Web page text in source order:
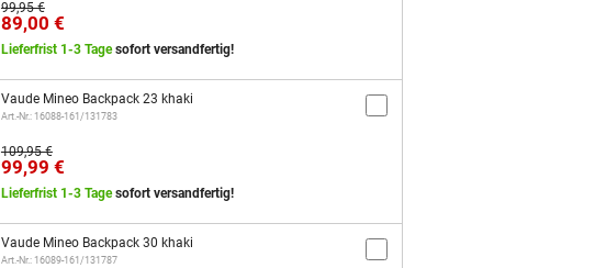
99,95 €
89,00 €
Lieferfrist 1-3 Tagesofort versandfertig!
Vaude Mineo Backpack 23 khaki
Art.-Nr.: 16088-161/131783
109,95 €
99,99 €
Lieferfrist 1-3 Tagesofort versandfertig!
Vaude Mineo Backpack 30 khaki
Art.-Nr.: 16089-161/131787